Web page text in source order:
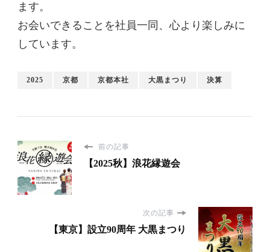
ます。
お会いできることを社員一同、心より楽しみに
しています。
2025 京都 京都本社 大黒まつり 決算
前の記事
【2025秋】浪花縁遊会
次の記事
【東京】設立90周年 大黒まつり